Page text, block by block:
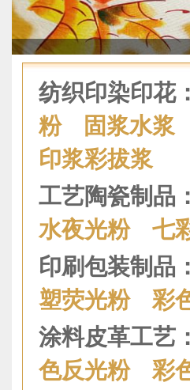
纺织印染印花
粉
固浆水浆
印浆彩拔浆
工艺陶瓷制品
水夜光粉
七
印刷包装制品
塑荧光粉
彩
涂料皮革工艺
色反光粉
彩